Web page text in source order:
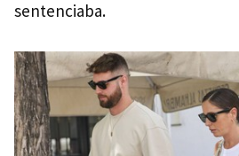
sentenciaba.